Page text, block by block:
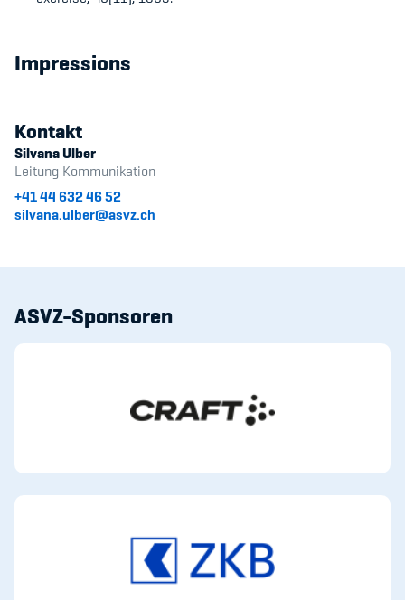
Impressions
Kontakt
Silvana Ulber
Leitung Kommunikation
+41 44 632 46 52
silvana.ulber@asvz.ch
ASVZ-Sponsoren